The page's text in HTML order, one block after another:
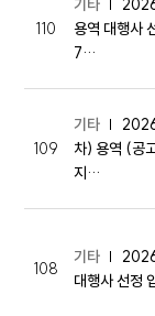
110
기타
용역 대행사
7…
109
기타
차) 용역 (공
지…
108
기타
대행사 선정